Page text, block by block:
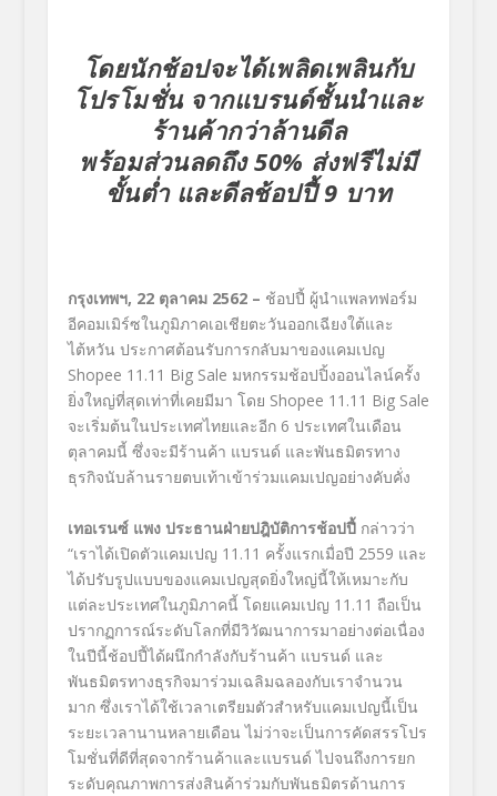
โดยนักช้อปจะได้เพลิดเพลินกับ
โปรโมชั่น จากแบรนด์ชั้นนำและ
ร้านค้ากว่าล้านดีล
พร้อมส่วนลดถึง50% ส่งฟรีไม่มี
ขั้นต่ำ และดีลช้อปปี้ 9 บาท
กรุงเทพฯ, 22 ตุลาคม 2562 – ช้อปปี้ ผู้นำแพลทฟอร์ม
อีคอมเมิร์ซในภูมิภาคเอเชียตะวันออกเฉียงใต้และ
ไต้หวัน ประกาศต้อนรับการกลับมาของแคมเปญ
Shopee 11.11 Big Sale มหกรรมช้อปปิ้งออนไลน์ครั้ง
ยิ่งใหญ่ที่สุดเท่าที่เคยมีมา โดย Shopee 11.11 Big Sale
จะเริ่มต้นในประเทศไทยและอีก 6 ประเทศในเดือน
ตุลาคมนี้ ซึ่งจะมีร้านค้า แบรนด์ และพันธมิตรทาง
ธุรกิจนับล้านรายตบเท้าเข้าร่วมแคมเปญอย่างคับคั่ง
เทอเรนซ์ แพง ประธานฝ่ายปฎิบัติการช้อปปี้ กล่าวว่า
“เราได้เปิดตัวแคมเปญ 11.11 ครั้งแรกเมื่อปี 2559 และ
ได้ปรับรูปแบบของแคมเปญสุดยิ่งใหญ่นี้ให้เหมาะกับ
แต่ละประเทศในภูมิภาคนี้ โดยแคมเปญ 11.11 ถือเป็น
ปรากฏการณ์ระดับโลกที่มีวิวัฒนาการมาอย่างต่อเนื่อง
ในปีนี้ช้อปปี้ได้ผนึกกำลังกับร้านค้า แบรนด์ และ
พันธมิตรทางธุรกิจมาร่วมเฉลิมฉลองกับเราจำนวน
มาก ซึ่งเราได้ใช้เวลาเตรียมตัวสำหรับแคมเปญนี้เป็น
ระยะเวลานานหลายเดือน ไม่ว่าจะเป็นการคัดสรรโปร
โมชั่นที่ดีที่สุดจากร้านค้าและแบรนด์ ไปจนถึงการยก
ระดับคุณภาพการส่งสินค้าร่วมกับพันธมิตรด้านการ